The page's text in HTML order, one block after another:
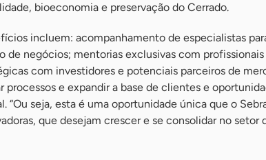
bioeconomia e preservação do Cerrado.
incluem: acompanhamento de especialistas
de negócios; mentorias exclusivas com profissionais
com investidores e potenciais parceiros de
e expandir a base de clientes e
“Ou seja, esta é uma oportunidade única que o
que desejam crescer e se consolidar no setor